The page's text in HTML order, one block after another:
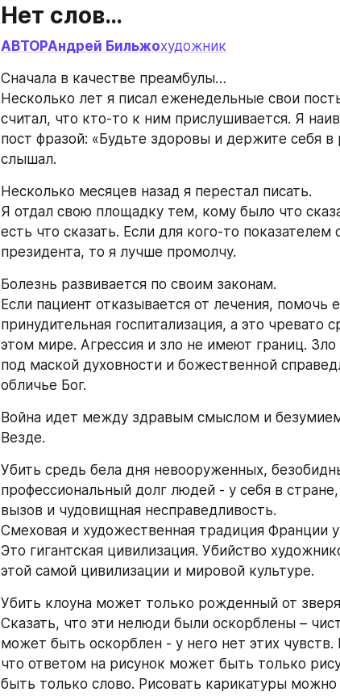
Нет слов…
АВТОРАндрей Бильжохудожник
Сначала в качестве преамбулы…
Несколько лет я писал еженедельные свои
считал, что кто-то к ним прислушивается. Я
пост фразой: «Будьте здоровы и держите себя в
слышал.
Несколько месяцев назад я перестал писать.
Я отдал свою площадку тем, кому было что
есть что сказать. Если для кого-то показателем
президента, то я лучше промолчу.
Болезнь развивается по своим законам.
Если пациент отказывается от лечения,
принудительная госпитализация, а это чревато
этом мире. Агрессия и зло не имеют границ.
под маской духовности и божественной
обличье Бог.
Война идет между здравым смыслом и
Везде.
Убить средь бела дня невооруженных,
профессиональный долг людей - у себя в
вызов и чудовищная несправедливость.
Смеховая и художественная традиция Франции
Это гигантская цивилизация. Убийство
этой самой цивилизации и мировой культуре.
Убить клоуна может только рожденный от
Сказать, что эти нелюди были оскорблены –
может быть оскорблен - у него нет этих
что ответом на рисунок может быть только
быть только слово. Рисовать карикатуры можно